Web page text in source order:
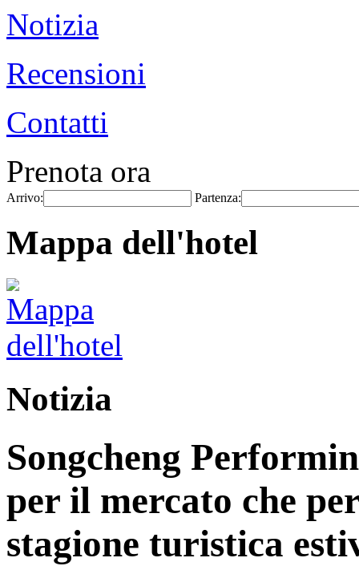
Notizia
Recensioni
Contatti
Prenota ora
Arrivo: Partenza:
Mappa dell'hotel
Notizia
Songcheng
per il mercato che
stagione turistica